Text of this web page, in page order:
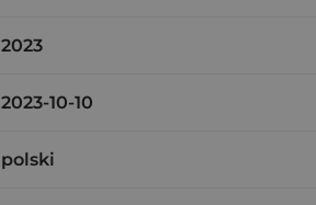
2023
2023-10-10
polski